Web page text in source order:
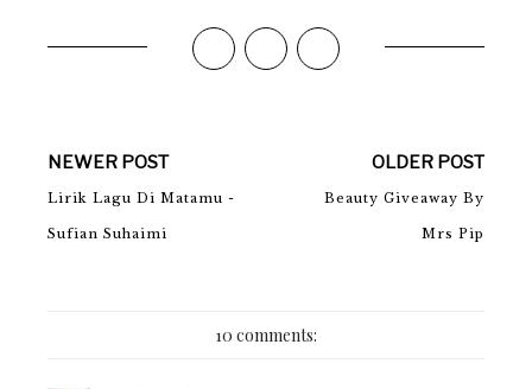
NEWER POST
Lirik Lagu Di Matamu -
Sufian Suhaimi
OLDER POST
Beauty Giveaway By
Mrs Pip
10 comments: